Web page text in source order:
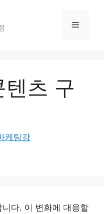
츠 구
케팅강
다. 이 변화에 대응할